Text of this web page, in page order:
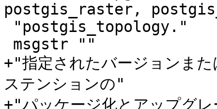
postgis_raster,
+"指定されたバージョンま
ステンションの"
+"パッケージ化とアップグ